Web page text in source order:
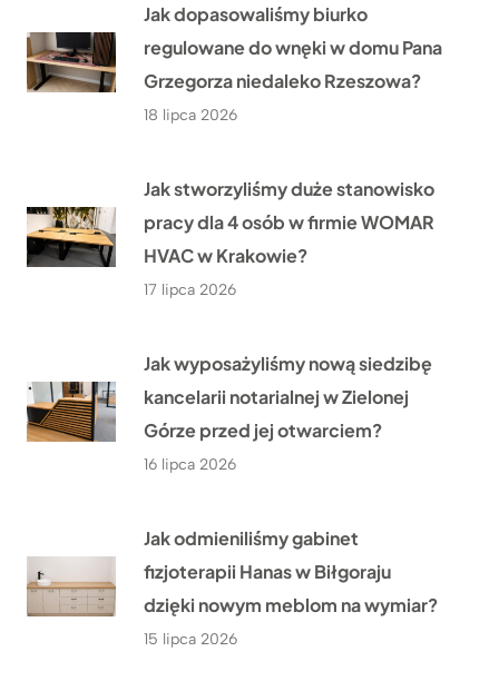
Jak dopasowaliśmy biurko
regulowane do wnęki w domu Pana
Grzegorza niedaleko Rzeszowa?
18 lipca 2026
Jak stworzyliśmy duże stanowisko
pracy dla 4 osób w firmie WOMAR
HVAC w Krakowie?
17 lipca 2026
Jak wyposażyliśmy nową siedzibę
kancelarii notarialnej w Zielonej
Górze przed jej otwarciem?
16 lipca 2026
Jak odmieniliśmy gabinet
fizjoterapii Hanas w Biłgoraju
dzięki nowym meblom na wymiar?
15 lipca 2026